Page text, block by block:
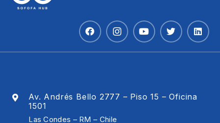
Av. Andrés Bello 2777 – Piso 15 – Oficina
1501
Las Condes – RM – Chile